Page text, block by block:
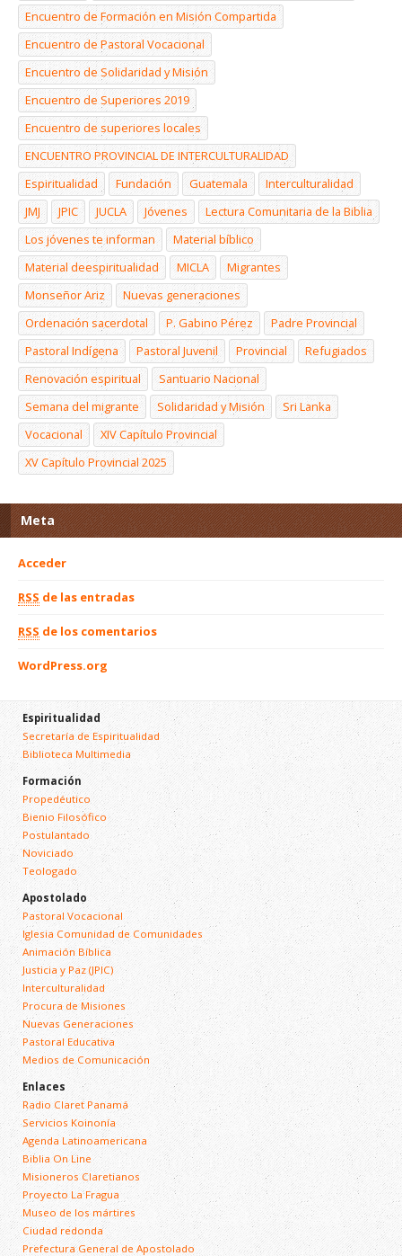
Encuentro de Formación en Misión Compartida
Encuentro de Pastoral Vocacional
Encuentro de Solidaridad y Misión
Encuentro de Superiores 2019
Encuentro de superiores locales
ENCUENTRO PROVINCIAL DE INTERCULTURALIDAD
Espiritualidad
Fundación Guatemala
Interculturalidad
JMJ
JPIC JUCLA Jóvenes
Lectura Comunitaria de la Biblia
Los jóvenes te informan
Material bíblico
Material deespiritualidad
MICLA
Migrantes
Monseñor Ariz
Nuevas generaciones
Ordenación sacerdotal
P. Gabino Pérez
Padre Provincial
Pastoral Indígena
Pastoral Juvenil Provincial
Refugiados
Renovación espiritual
Santuario Nacional
Semana del migrante
Solidaridad y Misión
Sri Lanka
Vocacional
XIV Capítulo Provincial
XV Capítulo Provincial 2025
Meta
Acceder
RSS de las entradas
RSS de los comentarios
WordPress.org
Espiritualidad
Secretaría de Espiritualidad
Biblioteca Multimedia
Formación
Propedéutico
Bienio Filosófico
Postulantado
Noviciado
Teologado
Apostolado
Pastoral Vocacional
Iglesia Comunidad de Comunidades
Animación Bíblica
Justicia y Paz (JPIC)
Interculturalidad
Procura de Misiones
Nuevas Generaciones
Pastoral Educativa
Medios de Comunicación
Enlaces
Radio Claret Panamá
Servicios Koinonía
Agenda Latinoamericana
Biblia On Line
Misioneros Claretianos
Proyecto La Fragua
Museo de los mártires
Ciudad redonda
Prefectura General de Apostolado